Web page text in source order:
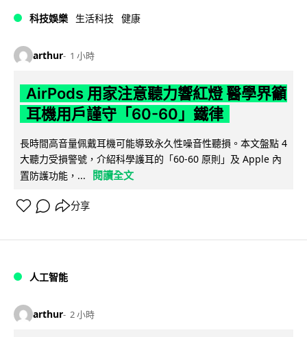
科技娛樂 生活科技 健康
arthur 1 小時
AirPods 用家注意聽力響紅燈 醫學界籲
耳機用戶謹守「60-60」鐵律
長時間高音量佩戴耳機可能導致永久性噪音性聽損。本文盤點 4
大聽力受損警號，介紹科學護耳的「60-60 原則」及 Apple 內
置防護功能，...
閱讀全文
分享
人工智能
arthur 2 小時